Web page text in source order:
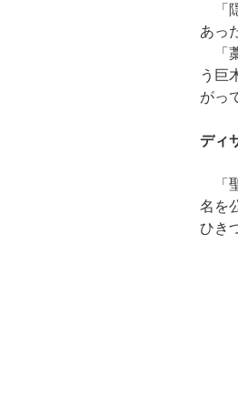
「
あっ
「
う巨
がっ
ディ
「
名を
ひき